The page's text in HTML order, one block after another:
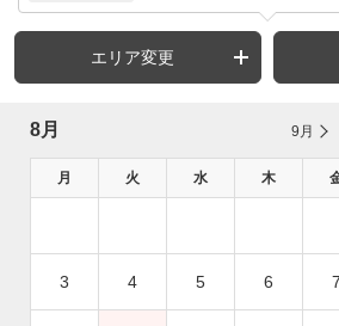
エリア変更
8月 9月
月 火 水 木
3 4 5 6 7